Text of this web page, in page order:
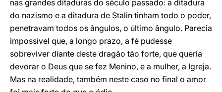
nas grandes ditaduras do século passado: a ditadura
do nazismo e a ditadura de Stalin tinham todo o poder,
penetravam todos os ângulos, o último ângulo. Parecia
impossível que, a longo prazo, a fé pudesse
sobreviver diante deste dragão tão forte, que queria
devorar o Deus que se fez Menino, e a mulher, a Igreja.
Mas na realidade, também neste caso no final o amor